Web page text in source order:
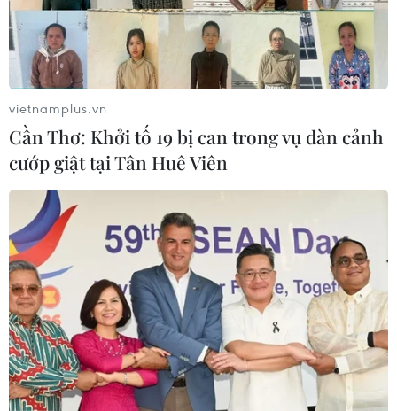
TIN CÙNG CHUYÊN MỤC
Chuyển Bộ Công an thông tin 7 cá
nhân bán vàng không rõ nguồn gốc
08/08/2026 14:37
vietnamplus.vn
Cần Thơ: Khởi tố 19 bị can trong vụ dàn cảnh
cướp giật tại Tân Huê Viên